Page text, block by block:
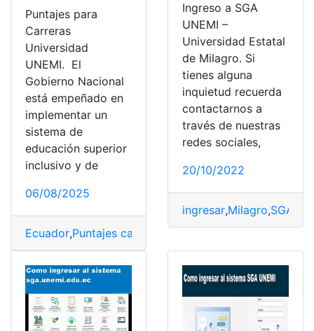
Puntajes para
Carreras
Universidad
UNEMI. El
Gobierno Nacional
está empeñado en
implementar un
sistema de
educación superior
inclusivo y de
06/08/2025
Ecuador,Puntajes carreras
Ingreso a SGA
UNEMI –
Universidad Estatal
de Milagro. Si
tienes alguna
inquietud recuerda
contactarnos a
través de nuestras
redes sociales,
20/10/2022
ingresar,Milagro,SGA